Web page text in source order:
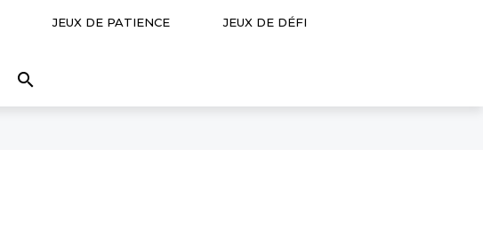
JEUX DE PATIENCE JEUX DE DÉFI
